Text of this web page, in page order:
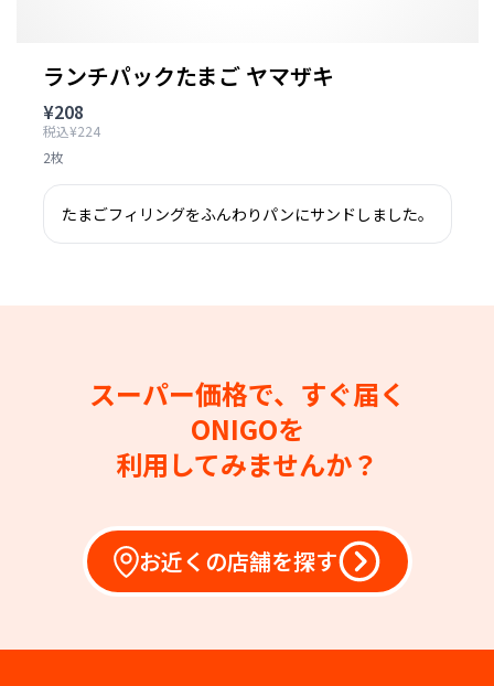
ランチパックたまご ヤマザキ
¥208
税込¥224
2枚
たまごフィリングをふんわりパンにサンドしました。
スーパー価格で、すぐ届く
ONIGOを
利用してみませんか？
お近くの店舗を探す